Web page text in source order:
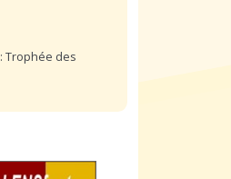
: Trophée des